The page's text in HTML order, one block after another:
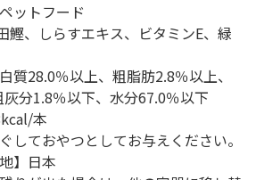
ットフード
鰹、しらすエキス、ビタミンE、緑
質28.0％以上、粗脂肪2.8％以上、
分1.8％以下、水分67.0％以下
本
しておやつとしてお与えください。
】日本